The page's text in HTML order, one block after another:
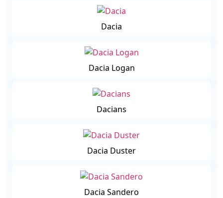
Dacia
Dacia Logan
Dacians
Dacia Duster
Dacia Sandero